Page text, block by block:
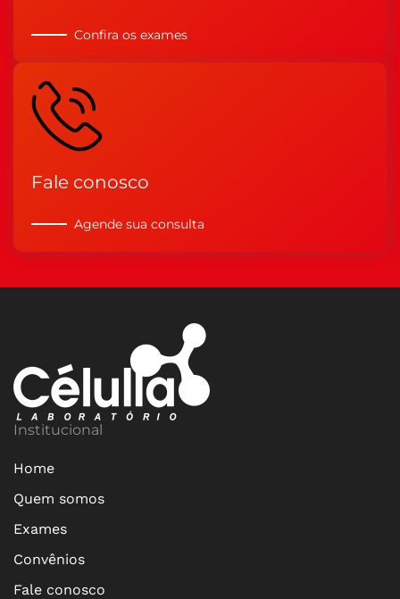
Confira os exames
Fale conosco
Agende sua consulta
Institucional
Home
Quem somos
Exames
Convênios
Fale conosco